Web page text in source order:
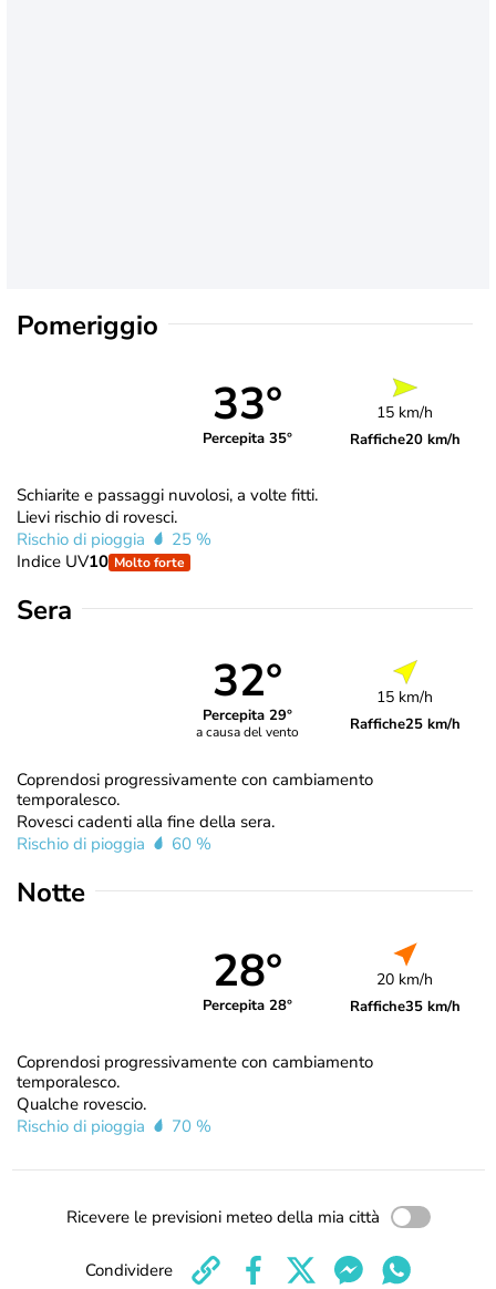
Pomeriggio
33°
Percepita 35°
15 km/h
Raffiche20 km/h
Schiarite e passaggi nuvolosi, a volte fitti.
Lievi rischio di rovesci.
Rischio di pioggia
25 %
Indice UV10 Molto forte
Sera
32°
Percepita 29°
a causa del vento
15 km/h
Raffiche25 km/h
Coprendosi progressivamente con cambiamento
temporalesco.
Rovesci cadenti alla fine della sera.
Rischio di pioggia
60 %
Notte
28°
Percepita 28°
20 km/h
Raffiche35 km/h
Coprendosi progressivamente con cambiamento
temporalesco.
Qualche rovescio.
Rischio di pioggia
70 %
Ricevere le previsioni meteo della mia città
Condividere